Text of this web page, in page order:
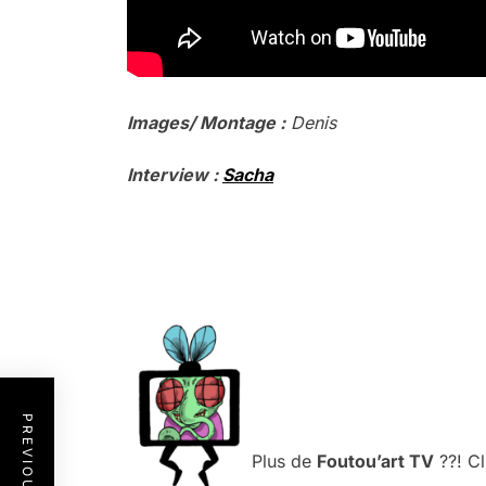
Images/ Montage :Denis
Interview : Sacha
Plus de Foutou’art TV ??!